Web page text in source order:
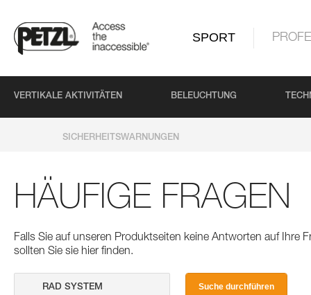
SPORT
VERTIKALE AKTIVITÄTEN BELEUCHTUNG
SICHERHEITSWARNUNGEN
HÄUFIGE FRAGEN
Falls Sie auf unseren Produktseiten keine Antworten auf Ihre
sollten Sie sie hier finden.
Suche durchführen